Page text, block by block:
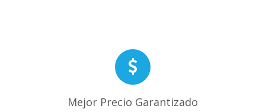
Mejor Precio Garantizado